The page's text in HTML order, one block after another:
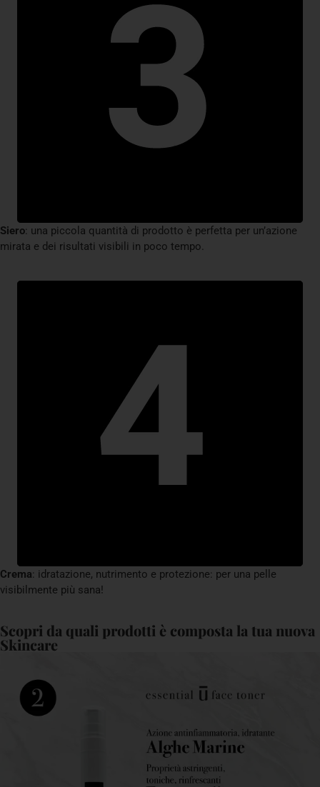
Siero: una piccola quantità di prodotto è perfetta per un’azione
mirata e dei risultati visibili in poco tempo.
Crema: idratazione, nutrimento e protezione: per una pelle
visibilmente più sana!
Scopri da quali prodotti è composta la tua nuova
Skincare